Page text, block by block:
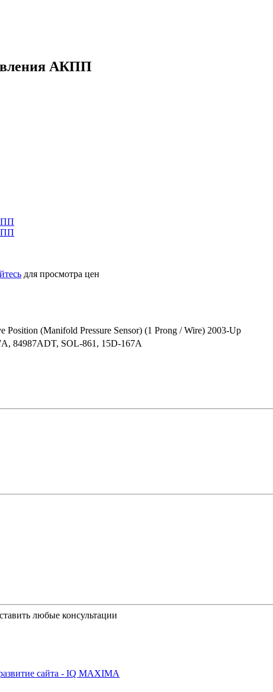
АКПП
для просмотра цен
(Manifold Pressure Sensor) (1 Prong / Wire) 2003-Up
84987ADT, SOL-861, 15D-167A
любые консультации
сайта - IQ MAXIMA